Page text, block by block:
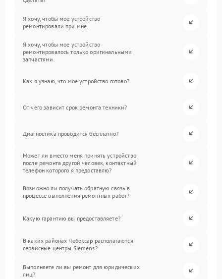
Я хочу, чтобы мое устройство
ремонтировали при мне.
Я хочу, чтобы мое устройство
ремонтировалось только оригинальными
запчастями.
Как я узнаю, что мое устройство готово?
От чего зависит срок ремонта техники?
Диагностика проводится бесплатно?
Может ли вместо меня принять устройство
после ремонта другой человек, контактный
телефон которого я предоставлю?
Возможно ли получать обратную связь в
процессе выполнения ремонтных работ?
Какую гарантию вы предоставляете?
В каких районах Чебоксар располагаются
сервисные центры Siemens?
Выполняете ли вы ремонт для юридических
лиц?